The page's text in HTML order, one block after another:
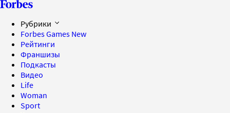
Рубрики
Forbes Games New
Рейтинги
Франшизы
Подкасты
Видео
Life
Woman
Sport